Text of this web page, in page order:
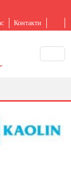
Контакти